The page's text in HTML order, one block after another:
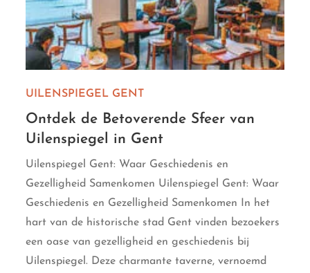
UILENSPIEGEL GENT
Ontdek de Betoverende Sfeer van
Uilenspiegel in Gent
Uilenspiegel Gent: Waar Geschiedenis en
Gezelligheid Samenkomen Uilenspiegel Gent: Waar
Geschiedenis en Gezelligheid Samenkomen In het
hart van de historische stad Gent vinden bezoekers
een oase van gezelligheid en geschiedenis bij
Uilenspiegel. Deze charmante taverne, vernoemd